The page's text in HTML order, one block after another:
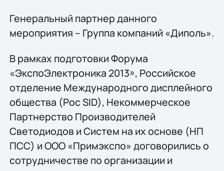
Генеральный партнер данного
мероприятия – Группа компаний «Диполь».
В рамках подготовки Форума
«ЭкспоЭлектроника 2013», Российское
отделение Международного дисплейного
общества (Рос SID), Некоммерческое
Партнерство Производителей
Светодиодов и Систем на их основе (НП
ПСС) и ООО «Примэкспо» договорились о
сотрудничестве по организации и